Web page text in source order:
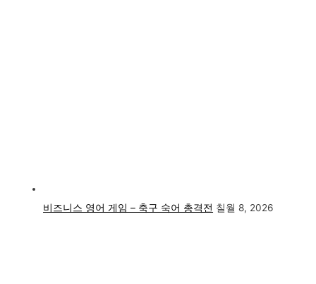
비즈니스 영어 게임 – 축구 숙어 총격전 칠월 8, 2026